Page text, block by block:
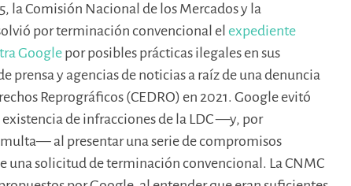
la Comisión Nacional de los Mercados y la
por terminación convencional el expediente
Google por posibles prácticas ilegales en sus
prensa y agencias de noticias a raíz de una denuncia
Reprográficos (CEDRO) en 2021. Google evitó
existencia de infracciones de la LDC —y, por
al presentar una serie de compromisos
una solicitud de terminación convencional. La CNMC